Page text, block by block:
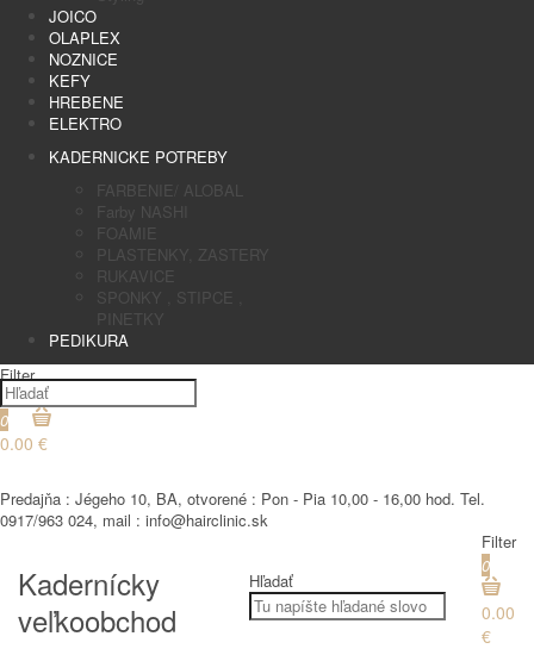
JOICO
OLAPLEX
NOZNICE
KEFY
HREBENE
ELEKTRO
KADERNICKE POTREBY
FARBENIE/ ALOBAL
Farby NASHI
FOAMIE
PLASTENKY, ZASTERY
RUKAVICE
SPONKY , STIPCE ,
PINETKY
PEDIKURA
Filter
0
0.00 €
Predajňa : Jégeho 10, BA, otvorené : Pon - Pia 10,00 - 16,00 hod. Tel.
0917/963 024, mail : info@hairclinic.sk
Kadernícky
veľkoobchod
Hľadať
Filter
0
0.00
€